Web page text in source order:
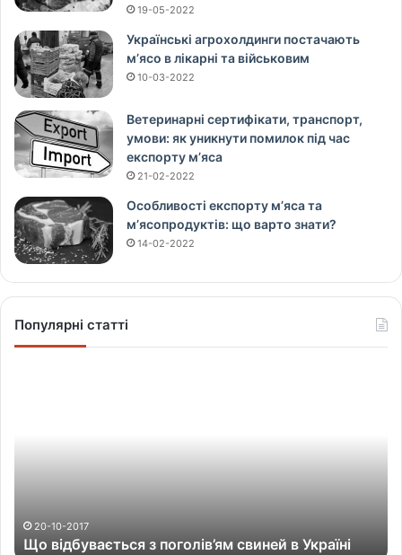
19-05-2022
Українські агрохолдинги постачають
м’ясо в лікарні та військовим
10-03-2022
Ветеринарні сертифікати, транспорт,
умови: як уникнути помилок під час
експорту м’яса
21-02-2022
Особливості експорту м’яса та
м’ясопродуктів: що варто знати?
14-02-2022
Популярні статті
20-10-2017
Що відбувається з поголів’ям свиней в Україні